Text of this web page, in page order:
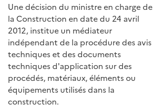
Une décision du ministre en charge de
la Construction en date du 24 avril
2012, institue un médiateur
indépendant de la procédure des avis
techniques et des documents
techniques d'application sur des
procédés, matériaux, éléments ou
équipements utilisés dans la
construction.